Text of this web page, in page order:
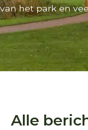
van het park en
Alle